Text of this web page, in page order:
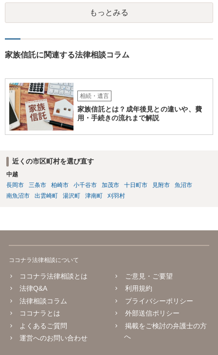
がします。
もっとみる
家族信託に関連する法律相談コラム
相続・遺言
家族信託とは？成年後見との違いや、費
用・手続きの流れまで解説
近くの市区町村を選び直す
中越
長岡市
三条市 柏崎市 小千谷市 加茂市 十日町市 見附市
魚沼市
南魚沼市
出雲崎町 湯沢町 津南町 刈羽村
ココナラ法律相談について
ココナラ法律相談とは
法律Q&A
法律相談コラム
ココナラとは
よくあるご質問
運営へのお問い合わせ
ご意見・ご要望
利用規約
プライバシーポリシー
外部送信ポリシー
掲載をご検討の弁護士の方
へ